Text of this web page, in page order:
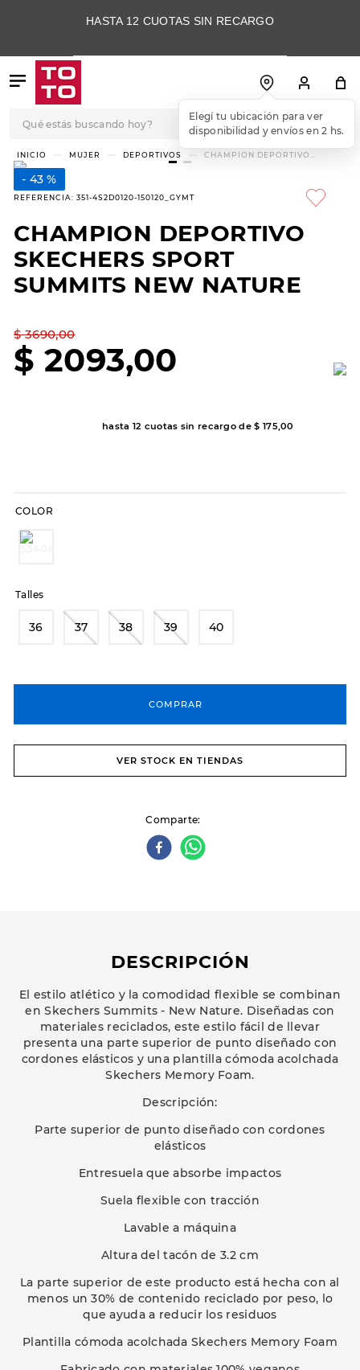
HASTA 12 CUOTAS SIN RECARGO
Elegí tu ubicación para ver
disponibilidad y envíos en 2 hs.
MUJER DEPORTIVOS
CHAMPION DEPORTIVO
43 %
REFERENCIA: 351-4S2D0120-150120_GYMT
CHAMPION DEPORTIVO
SKECHERS SPORT
SUMMITS NEW NATURE
$ 3690,00
$ 2093,00
hasta 12 cuotas sin recargo de$ 175,00
COLOR
Talles
36 37 38 39 40
COMPRAR
VER STOCK EN TIENDAS
Comparte
DESCRIPCIÓN
El estilo atlético y la comodidad flexible se combinan
en Skechers Summits - New Nature. Diseñadas con
materiales reciclados, este estilo fácil de llevar
presenta una parte superior de punto diseñado con
cordones elásticos y una plantilla cómoda acolchada
Skechers Memory Foam.
Descripción:
Parte superior de punto diseñado con cordones
elásticos
Entresuela que absorbe impactos
Suela flexible con tracción
Lavable a máquina
Altura del tacón de 3.2 cm
La parte superior de este producto está hecha con al
menos un 30% de contenido reciclado por peso, lo
que ayuda a reducir los residuos
Plantilla cómoda acolchada Skechers Memory Foam
TÉRMINOS MÁS
BUSCADOS
1.
3.
skechers slip-ins
4.
championes